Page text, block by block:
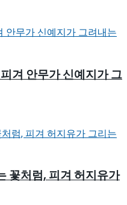
겨 안무가 신예지가 그
꽃처럼, 피겨 허지유가